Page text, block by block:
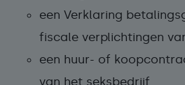
een Verklaring
fiscale verplichtingen
een huur- of
van het seksbedrijf